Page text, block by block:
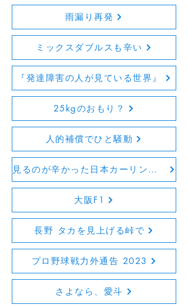
雨漏り再発
ミックスダブルスも辛い
『発達障害の人が見ている世界』
25kgのおもり？
人的補償でひと騒動
見るのが辛かった日本カーリング選手権
大阪F1
長野 タカを見上げる峠で
プロ野球戦力外通告 2023
さよなら、愛斗